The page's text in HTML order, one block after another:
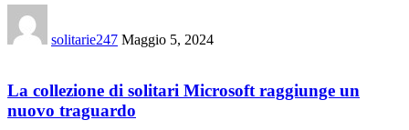
solitarie247 Maggio 5, 2024
La collezione di solitari Microsoft raggiunge un
nuovo traguardo